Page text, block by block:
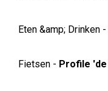
Eten &amp; Drinken -
Fietsen - Profile